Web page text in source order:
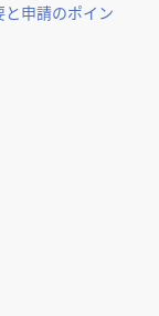
申請のポイン